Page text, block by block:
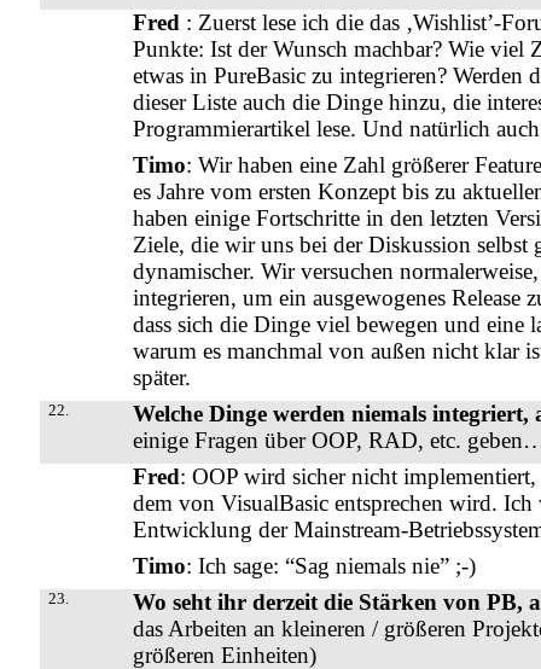
Fred : Zuerst lese ich die das ‚Wishlist’-
Punkte: Ist der Wunsch machbar? Wie viel
etwas in PureBasic zu integrieren?
dieser Liste auch die Dinge hinzu, die
Programmierartikel lese. Und natürlich
Timo: Wir haben eine Zahl größerer
es Jahre vom ersten Konzept bis zu
haben einige Fortschritte in den letzten
Ziele, die wir uns bei der Diskussion selbst
dynamischer. Wir versuchen
integrieren, um ein ausgewogenes Release
dass sich die Dinge viel bewegen und eine
warum es manchmal von außen nicht klar
später.
22.
Welche Dinge werden niemals integriert,
einige Fragen über OOP, RAD, etc.
Fred: OOP wird sicher nicht
dem von VisualBasic entsprechen wird.
Entwicklung der Mainstream-
Timo: Ich sage: “Sag niemals nie” ;-)
23.
Wo seht ihr derzeit die Stärken von PB,
das Arbeiten an kleineren / größeren
größeren Einheiten)